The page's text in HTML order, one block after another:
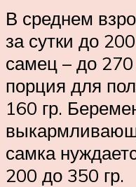
В среднем
за сутки до
самец – до
порция для
160 гр.
самка
200 до 350 гр.